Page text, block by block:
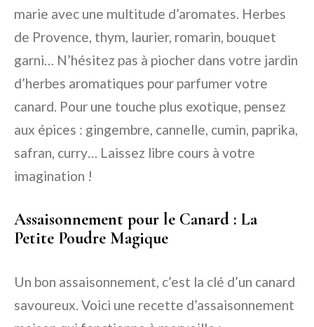
marie avec une multitude d’aromates. Herbes
de Provence, thym, laurier, romarin, bouquet
garni… N’hésitez pas à piocher dans votre jardin
d’herbes aromatiques pour parfumer votre
canard. Pour une touche plus exotique, pensez
aux épices : gingembre, cannelle, cumin, paprika,
safran, curry… Laissez libre cours à votre
imagination !
Assaisonnement pour le Canard : La
Petite Poudre Magique
Un bon assaisonnement, c’est la clé d’un canard
savoureux. Voici une recette d’assaisonnement